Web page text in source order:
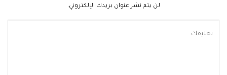
لن يتم نشر عنوان بريدك الإلكتروني.